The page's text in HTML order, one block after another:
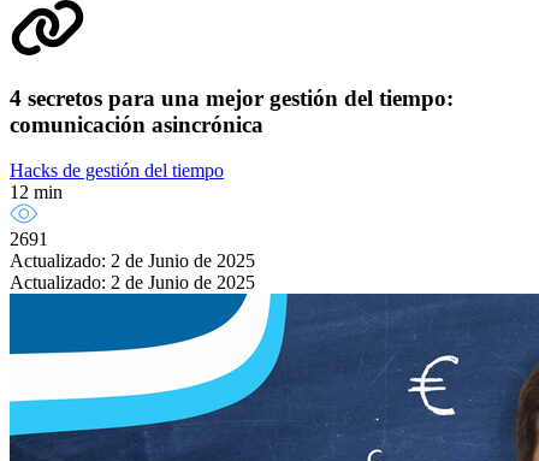
4 secretos para una mejor gestión del tiempo:
comunicación asincrónica
Hacks de gestión del tiempo
12 min
2691
Actualizado: 2 de Junio de 2025
Actualizado: 2 de Junio de 2025